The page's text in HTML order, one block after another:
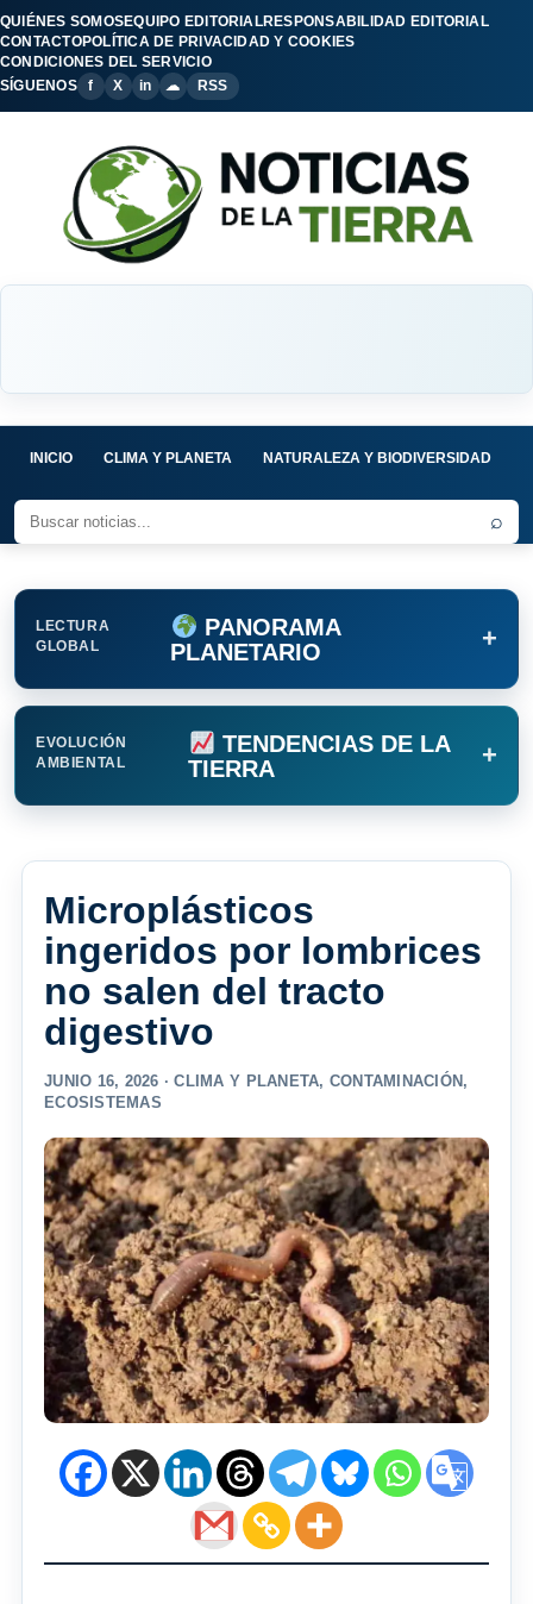
QUIÉNES SOMOSEQUIPO EDITORIALRESPONSABILIDAD EDITORIAL
CONTACTOPOLÍTICA DE PRIVACIDAD Y COOKIES
CONDICIONES DEL SERVICIO
SÍGUENOS
f X in ☁ RSS
INICIO CLIMA Y PLANETA NATURALEZA Y BIODIVERSIDAD
⌕
LECTURA
GLOBAL
PANORAMA
PLANETARIO
+
EVOLUCIÓN
AMBIENTAL
TENDENCIAS DE LA
TIERRA
+
Microplásticos
ingeridos por lombrices
no salen del tracto
digestivo
JUNIO 16, 2026 ·CLIMA Y PLANETA, CONTAMINACIÓN ,
ECOSISTEMAS